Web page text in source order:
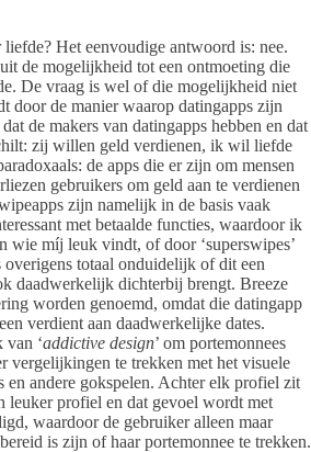
Het eenvoudige antwoord is: nee.
de mogelijkheid tot een ontmoeting die
De vraag is wel of die mogelijkheid niet
door de manier waarop datingapps zijn
de makers van datingapps hebben en dat
zij willen geld verdienen, ik wil liefde
de apps die er zijn om mensen
gebruikers om geld aan te verdienen
zijn namelijk in de basis vaak
met betaalde functies, waardoor ik
wie míj leuk vindt, of door ‘superswipes’
totaal onduidelijk of dit een
daadwerkelijk dichterbij brengt. Breeze
worden genoemd, omdat die datingapp
verdient aan daadwerkelijke dates.
van ‘addictive design’ om portemonnees
vergelijkingen te trekken met het visuele
en andere gokspelen. Achter elk profiel zit
leuker profiel en dat gevoel wordt met
waardoor de gebruiker alleen maar
is zijn of haar portemonnee te trekken.